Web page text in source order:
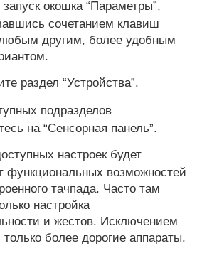
окошка “Параметры”,
сочетанием клавиш
другим, более удобным
раздел “Устройства”.
подразделов
на “Сенсорная панель”.
настроек будет
функциональных возможностей
тачпада. Часто там
настройка
и жестов. Исключением
более дорогие аппараты.